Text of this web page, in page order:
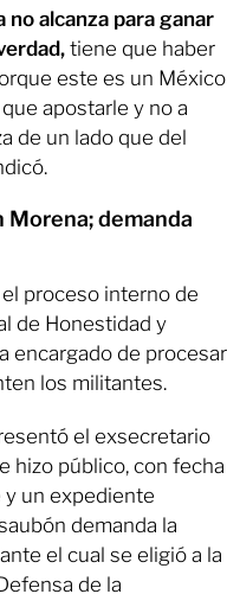
alcanza para ganar
tiene que haber
este es un México
apostarle y no a
de un lado que del
Morena; demanda
proceso interno de
de Honestidad y
encargado de procesar
los militantes.
el exsecretario
hizo público, con fecha
un expediente
demanda la
el cual se eligió a la
de la